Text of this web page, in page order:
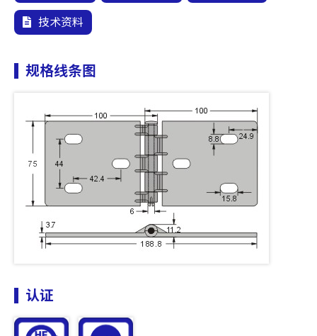
技术资料
规格线条图
认证